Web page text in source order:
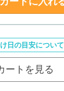
日の目安について
ートを見る